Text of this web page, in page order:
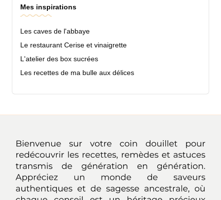
Mes inspirations
Les caves de l'abbaye
Le restaurant Cerise et vinaigrette
L'atelier des box sucrées
Les recettes de ma bulle aux délices